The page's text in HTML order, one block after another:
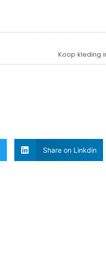
Koop kleding
Share on Linkdin